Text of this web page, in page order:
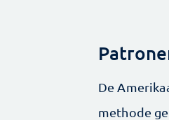
De
methode